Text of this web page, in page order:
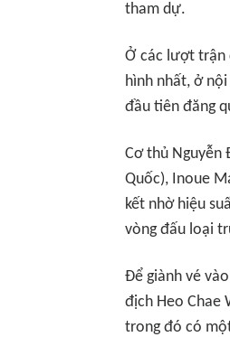
tham dự.
Ở các lượt trận
hình nhất, ở
đầu tiên đăng
Cơ thủ Nguyễn
Quốc), Inoue
kết nhờ hiệu
vòng đấu loại
Để giành vé
địch Heo Chae
trong đó có